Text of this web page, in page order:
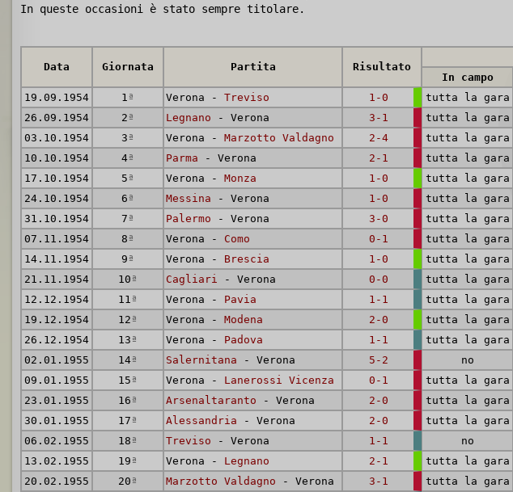
In queste occasioni è stato sempre titolare.
Data Giornata Partita Risultato
In campo
19.09.1954
1 ª Verona - Treviso 1-0
tutta la gara
26.09.1954
2 ª Legnano - Verona 3-1
tutta la gara
03.10.1954
3 ª Verona - Marzotto Valdagno 2-4
tutta la gara
10.10.1954
4ª Parma - Verona 2-1
tutta la gara
17.10.1954
5 ª Verona - Monza 1-0
tutta la gara
24.10.1954
6 ª Messina - Verona 1-0
tutta la gara
31.10.1954
7 ª Palermo - Verona 3-0
tutta la gara
07.11.1954
8 ª Verona - Como 0-1
tutta la gara
14.11.1954
9 ª Verona - Brescia 1-0
tutta la gara
21.11.1954
10 ª Cagliari - Verona 0-0
tutta la gara
12.12.1954
11 ª Verona - Pavia 1-1
tutta la gara
19.12.1954
12 ª Verona - Modena 2-0
tutta la gara
26.12.1954
13 ª Verona - Padova 1-1
tutta la gara
02.01.1955
14ª Salernitana - Verona 5-2
no
09.01.1955
15 ª Verona - Lanerossi Vicenza 0-1
tutta la gara
23.01.1955
16 ª Arsenaltaranto - Verona 2-0
tutta la gara
30.01.1955
17 ª Alessandria - Verona 2-0
tutta la gara
06.02.1955
18 ª Treviso - Verona 1-1
no
13.02.1955
19 ª Verona - Legnano 2-1
tutta la gara
20.02.1955
20 ª Marzotto Valdagno - Verona 3-1
tutta la gara